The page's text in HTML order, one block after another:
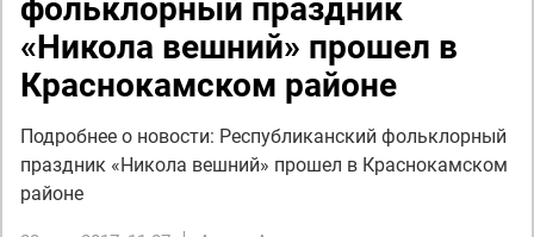
фольклорный праздник
«Никола вешний» прошел в
Краснокамском районе
Подробнее о новости: Республиканский фольклорный
праздник «Никола вешний» прошел в Краснокамском
районе